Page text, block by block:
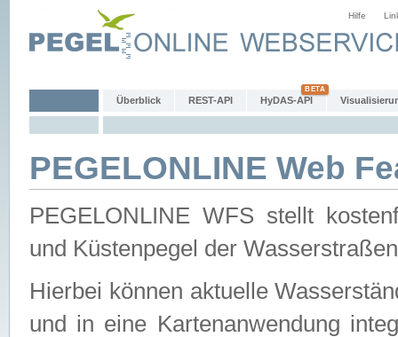
Hilfe
Überblick REST-API HyDAS-API
PEGELONLINE Web
PEGELONLINE WFS stellt
und Küstenpegel der
Hierbei können aktuelle
und in eine Kartenanwendung